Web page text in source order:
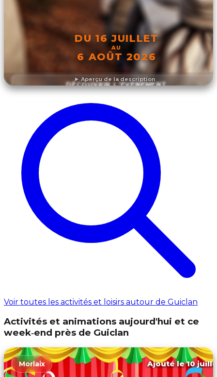
Aperçu de la description
DU 16 JUILLET
AU
6 AOÛT 2026
DÉCOUVRIR L'ÉVÉNEMENT
Voir toutes les activités et loisirs autour de Guiclan
Activités et animations aujourd'hui et ce
week‑end près de Guiclan
Morlaix Ajouté le 10